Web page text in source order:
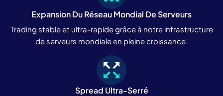
Expansion Du Réseau Mondial De Serveurs
Trading stable et ultra-rapide grâce à notre infrastructure
de serveurs mondiale en pleine croissance.
Spread Ultra-Serré